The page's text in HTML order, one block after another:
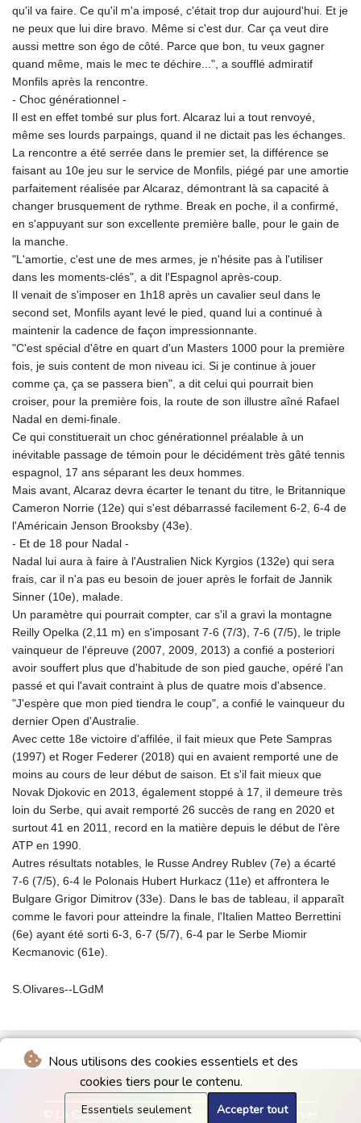
Nous utilisons des cookies essentiels et des
cookies tiers pour le contenu.
Essentiels seulement Accepter tout
qu'il va faire. Ce qu'il m'a imposé, c'était trop dur aujourd'hui. Et je
ne peux que lui dire bravo. Même si c'est dur. Car ça veut dire
aussi mettre son égo de côté. Parce que bon, tu veux gagner
quand même, mais le mec te déchire...", a soufflé admiratif
Monfils après la rencontre.
- Choc générationnel -
Il est en effet tombé sur plus fort. Alcaraz lui a tout renvoyé,
même ses lourds parpaings, quand il ne dictait pas les échanges.
La rencontre a été serrée dans le premier set, la différence se
faisant au 10e jeu sur le service de Monfils, piégé par une amortie
parfaitement réalisée par Alcaraz, démontrant là sa capacité à
changer brusquement de rythme. Break en poche, il a confirmé,
en s'appuyant sur son excellente première balle, pour le gain de
la manche.
"L'amortie, c'est une de mes armes, je n'hésite pas à l'utiliser
dans les moments-clés", a dit l'Espagnol après-coup.
Il venait de s'imposer en 1h18 après un cavalier seul dans le
second set, Monfils ayant levé le pied, quand lui a continué à
maintenir la cadence de façon impressionnante.
"C'est spécial d'être en quart d'un Masters 1000 pour la première
fois, je suis content de mon niveau ici. Si je continue à jouer
comme ça, ça se passera bien", a dit celui qui pourrait bien
croiser, pour la première fois, la route de son illustre aîné Rafael
Nadal en demi-finale.
Ce qui constituerait un choc générationnel préalable à un
inévitable passage de témoin pour le décidément très gâté tennis
espagnol, 17 ans séparant les deux hommes.
Mais avant, Alcaraz devra écarter le tenant du titre, le Britannique
Cameron Norrie (12e) qui s'est débarrassé facilement 6-2, 6-4 de
l'Américain Jenson Brooksby (43e).
- Et de 18 pour Nadal -
Nadal lui aura à faire à l'Australien Nick Kyrgios (132e) qui sera
frais, car il n'a pas eu besoin de jouer après le forfait de Jannik
Sinner (10e), malade.
Un paramètre qui pourrait compter, car s'il a gravi la montagne
Reilly Opelka (2,11 m) en s'imposant 7-6 (7/3), 7-6 (7/5), le triple
vainqueur de l'épreuve (2007, 2009, 2013) a confié a posteriori
avoir souffert plus que d'habitude de son pied gauche, opéré l'an
passé et qui l'avait contraint à plus de quatre mois d'absence.
"J'espère que mon pied tiendra le coup", a confié le vainqueur du
dernier Open d'Australie.
Avec cette 18e victoire d'affilée, il fait mieux que Pete Sampras
(1997) et Roger Federer (2018) qui en avaient remporté une de
moins au cours de leur début de saison. Et s'il fait mieux que
Novak Djokovic en 2013, également stoppé à 17, il demeure très
loin du Serbe, qui avait remporté 26 succès de rang en 2020 et
surtout 41 en 2011, record en la matière depuis le début de l'ère
ATP en 1990.
Autres résultats notables, le Russe Andrey Rublev (7e) a écarté
7-6 (7/5), 6-4 le Polonais Hubert Hurkacz (11e) et affrontera le
Bulgare Grigor Dimitrov (33e). Dans le bas de tableau, il apparaît
comme le favori pour atteindre la finale, l'Italien Matteo Berrettini
(6e) ayant été sorti 6-3, 6-7 (5/7), 6-4 par le Serbe Miomir
Kecmanovic (61e).
S.Olivares--LGdM
© La Gaceta De Mexico - 2026 - Tous droits réservés